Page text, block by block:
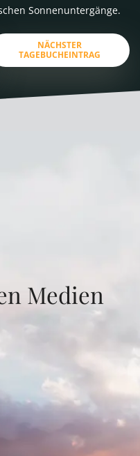
Sonnenuntergänge.
NÄCHSTER
TAGEBUCHEINTRAG
Medien